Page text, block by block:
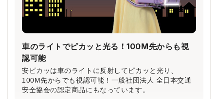
車のライトでピカッと光る！100M先からも視
認可能
安ピカッは車のライトに反射してピカッと光り、
100M先からでも視認可能！一般社団法人 全日本交通
安全協会の認定商品にもなっています。